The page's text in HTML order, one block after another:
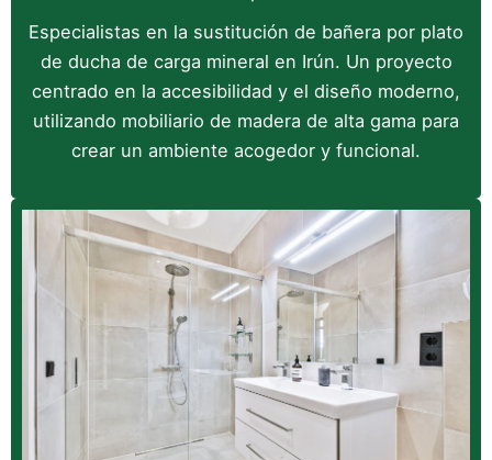
Especialistas en la sustitución de bañera por plato
de ducha de carga mineral en Irún. Un proyecto
centrado en la accesibilidad y el diseño moderno,
utilizando mobiliario de madera de alta gama para
crear un ambiente acogedor y funcional.